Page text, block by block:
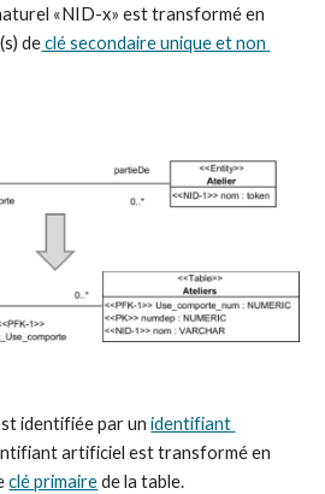
«NID-x» est transformé en
de clé secondaire unique et non
identifiée par un identifiant
artificiel est transformé en
clé primaire de la table.